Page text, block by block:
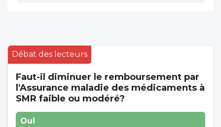
Débat des lecteurs
Faut-il diminuer le remboursement par
l'Assurance maladie des médicaments à
SMR faible ou modéré?
Oui